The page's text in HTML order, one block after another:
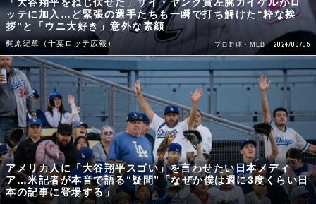
「大谷翔平をねじ伏せた」サイ・ヤング賞左腕カイケルがロ
ッテに加入…ど緊張の選手たちも一瞬で打ち解けた“粋な挨
拶”と「ウニ大好き」意外な素顔
梶原紀章（千葉ロッテ広報） プロ野球・MLB 2024/09/05
アメリカ人に「大谷翔平スゴい」を言わせたい日本メディ
ア…米記者が本音で語る“疑問”「なぜか僕は週に3度くらい日
本の記事に登場する」